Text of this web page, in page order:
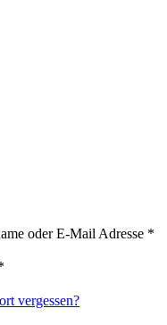
oder E-Mail Adresse *
vergessen?